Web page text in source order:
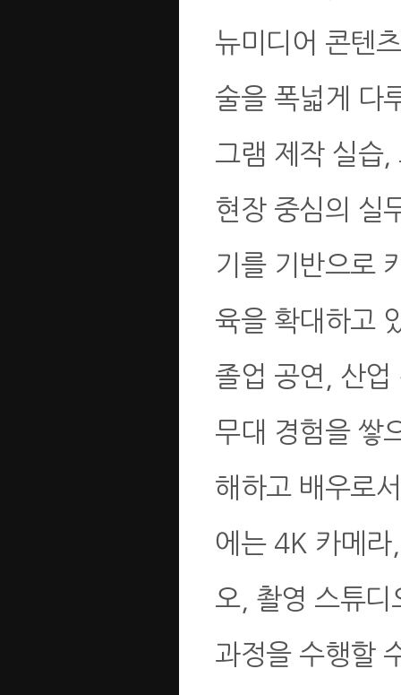
뉴미디어 콘텐
술을 폭넓게 다
그램 제작 실습,
현장 중심의 실
기를 기반으로
육을 확대하고
졸업 공연, 산업
무대 경험을 쌓
해하고 배우로
에는 4K 카메라
오, 촬영 스튜디
과정을 수행할